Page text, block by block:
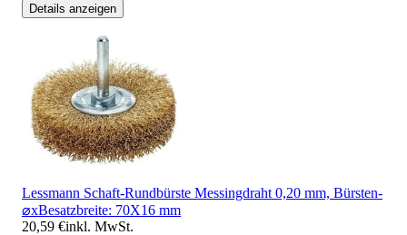
Details anzeigen
Lessmann Schaft-Rundbürste Messingdraht 0,20 mm, Bürsten-
⌀xBesatzbreite: 70X16 mm
20,59 €inkl. MwSt.